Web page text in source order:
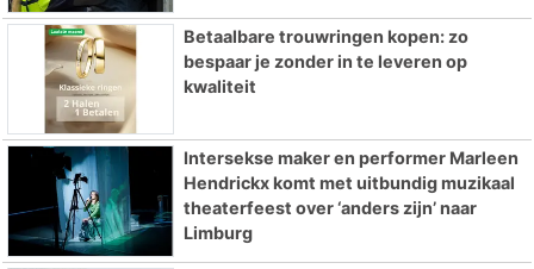
Betaalbare trouwringen kopen: zo
bespaar je zonder in te leveren op
kwaliteit
Intersekse maker en performer Marleen
Hendrickx komt met uitbundig muzikaal
theaterfeest over ‘anders zijn’ naar
Limburg